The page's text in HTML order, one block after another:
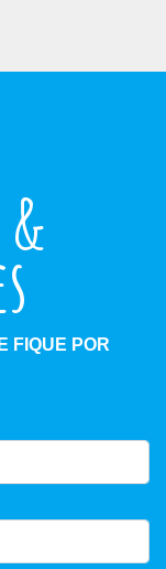
FIQUE POR